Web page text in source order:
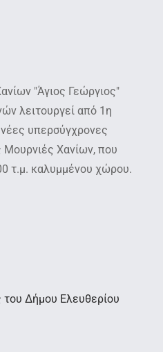
"Άγιος Γεώργιος"
λειτουργεί από 1η
υπερσύγχρονες
Μουρνιές Χανίων, που
τ.μ. καλυμμένου χώρου.
Δήμου Ελευθερίου